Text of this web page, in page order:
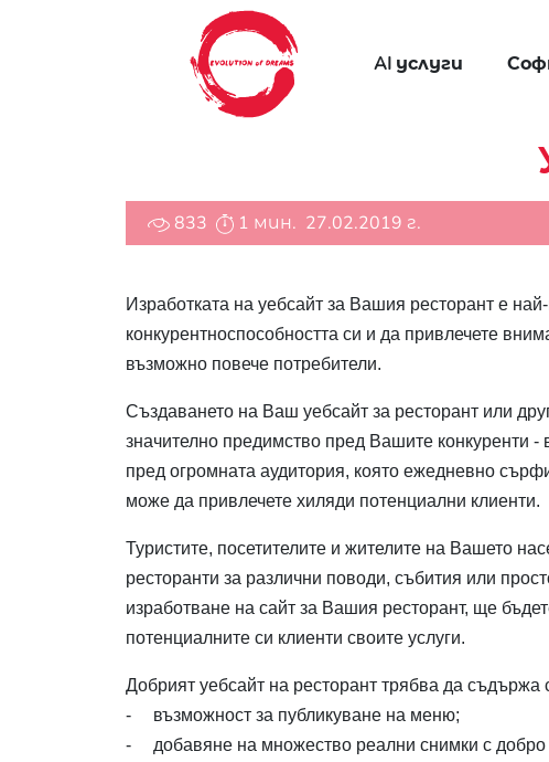
AI услуги
833 1 мин. 27.02.2019 г.
Изработката на уебсайт за Вашия ресторант е
конкурентноспособността си и да привлечете
възможно повече потребители.
Създаването на Ваш уебсайт за ресторант или
значително предимство пред Вашите конкуренти -
пред огромната аудитория, която ежедневно
може да привлечете хиляди потенциални клиенти.
Туристите, посетителите и жителите на Вашето
ресторанти за различни поводи, събития или
изработване на сайт за Вашия ресторант, ще
потенциалните си клиенти своите услуги.
Добрият уебсайт на ресторант трябва да съдържа
- възможност за публикуване на меню;
- добавяне на множество реални снимки с добро